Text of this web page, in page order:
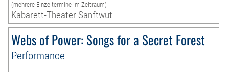
(mehrere Einzeltermine im Zeitraum)
Kabarett-Theater Sanftwut
Webs of Power: Songs for a Secret Forest
Performance